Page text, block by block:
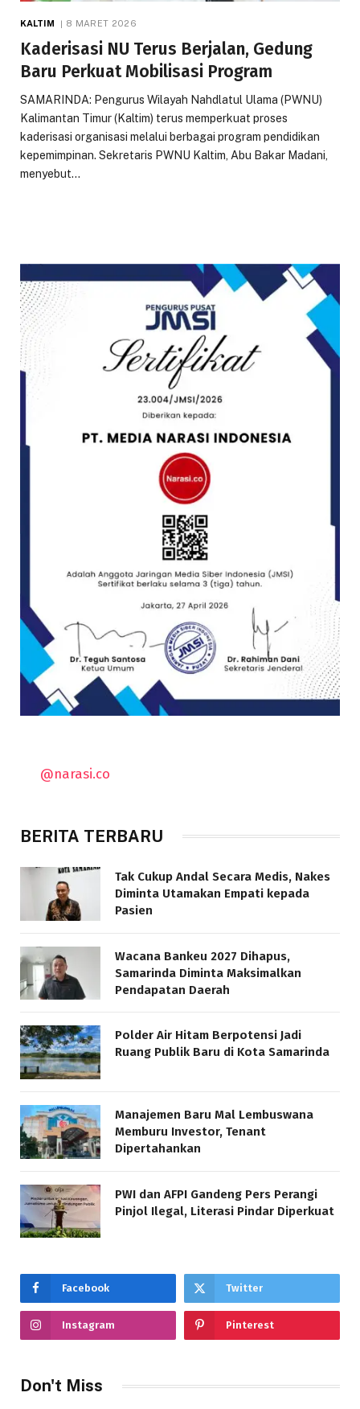
KALTIM 8 MARET 2026
Kaderisasi NU Terus Berjalan, Gedung
Baru Perkuat Mobilisasi Program
SAMARINDA: Pengurus Wilayah Nahdlatul Ulama (PWNU)
Kalimantan Timur (Kaltim) terus memperkuat proses
kaderisasi organisasi melalui berbagai program pendidikan
kepemimpinan. Sekretaris PWNU Kaltim, Abu Bakar Madani,
menyebut…
@narasi.co
BERITA TERBARU
Tak Cukup Andal Secara Medis, Nakes
Diminta Utamakan Empati kepada
Pasien
Wacana Bankeu 2027 Dihapus,
Samarinda Diminta Maksimalkan
Pendapatan Daerah
Polder Air Hitam Berpotensi Jadi
Ruang Publik Baru di Kota Samarinda
Manajemen Baru Mal Lembuswana
Memburu Investor, Tenant
Dipertahankan
PWI dan AFPI Gandeng Pers Perangi
Pinjol Ilegal, Literasi Pindar Diperkuat
Facebook Twitter
Instagram Pinterest
Don't Miss